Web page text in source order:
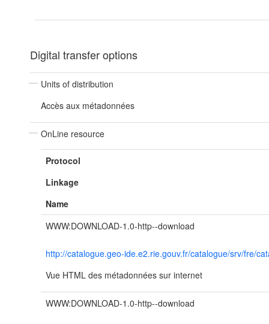
Digital transfer options
Units of distribution
Accès aux métadonnées
OnLine resource
Protocol
Linkage
Name
WWW:DOWNLOAD-1.0-http--download
http://catalogue.geo-ide.e2.rie.gouv.fr/catalogue/srv/fre/
Vue HTML des métadonnées sur internet
WWW:DOWNLOAD-1.0-http--download